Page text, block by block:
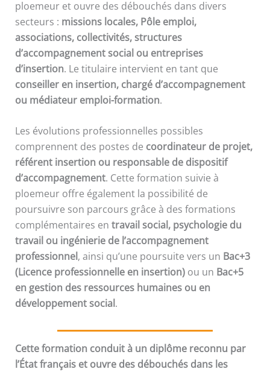
ploemeur et ouvre des débouchés dans divers
secteurs : missions locales, Pôle emploi,
associations, collectivités, structures
d’accompagnement social ou entreprises
d’insertion. Le titulaire intervient en tant que
conseiller en insertion, chargé d’accompagnement
ou médiateur emploi-formation.
Les évolutions professionnelles possibles
comprennent des postes de coordinateur de projet,
référent insertion ou responsable de dispositif
d’accompagnement. Cette formation suivie à
ploemeur offre également la possibilité de
poursuivre son parcours grâce à des formations
complémentaires en travail social, psychologie du
travail ou ingénierie de l’accompagnement
professionnel, ainsi qu’une poursuite vers un Bac+3
(Licence professionnelle en insertion) ou un Bac+5
en gestion des ressources humaines ou en
développement social.
Cette formation conduit à un diplôme reconnu par
l’État français et ouvre des débouchés dans les